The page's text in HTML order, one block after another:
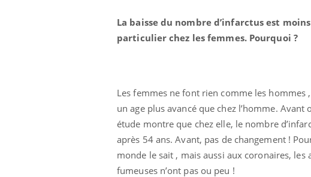
La baisse du nombre d’infarctus est
particulier chez les femmes. Pourquoi ?
Les femmes ne font rien comme les hommes
un age plus avancé que chez l’homme.
étude montre que chez elle, le nombre
après 54 ans. Avant, pas de changement !
monde le sait , mais aussi aux coronaires,
fumeuses n’ont pas ou peu !